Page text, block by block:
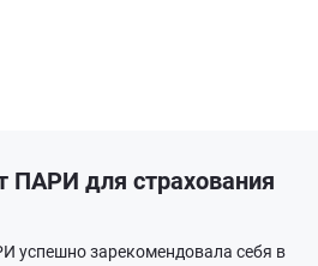
для страхования
успешно зарекомендовала себя в